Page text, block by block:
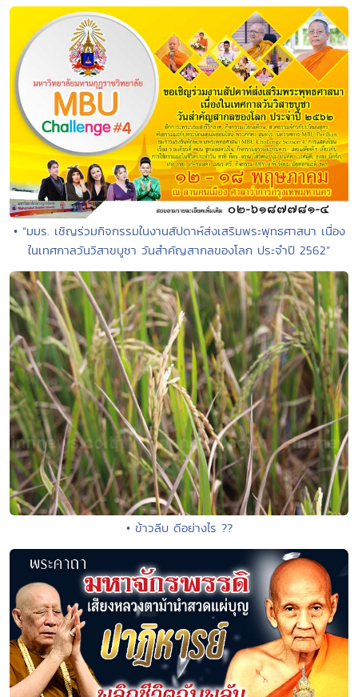
• “มมร. เชิญร่วมกิจกรรมในงานสัปดาห์ส่งเสริมพระพุทธศาสนา เนื่อง
ในเทศกาลวันวิสาขบูชา วันสำคัญสากลของโลก ประจำปี 2562”
• ข้าวลีบ ดีอย่างไร ??